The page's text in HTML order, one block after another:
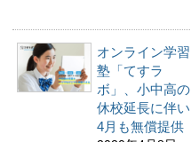
オンライン学習
塾「てすラ
ボ」、小中高の
休校延長に伴い
4月も無償提供